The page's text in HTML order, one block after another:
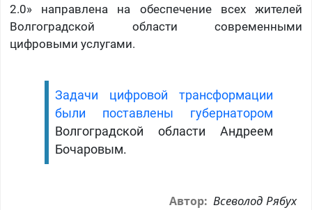
2.0» направлена на обеспечение всех жителей
Волгоградской области современными
цифровыми услугами.
Задачи цифровой трансформации
были поставлены губернатором
Волгоградской области Андреем
Бочаровым.
Автор: Всеволод Рябух